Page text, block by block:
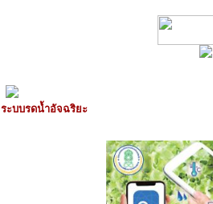
ระบบรดน้ำอัจฉริยะ